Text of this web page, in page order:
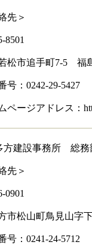
先＞
8501
松市追手町7-5 福
号：0242-29-5427
ページアドレス：
方建設事務所 総
先＞
0901
市松山町鳥見山字
号：0241-24-5712